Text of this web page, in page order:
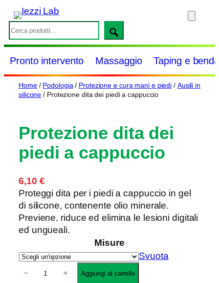
Vai
al
contenuto
S
e
r
c
Pronto intervento Massaggio Taping e
Home/ Podologia/ Protezione e cura mani e piedi / Ausili in
silicone / Protezione dita dei piedi a cappuccio
Protezione dita dei
piedi a cappuccio
6,10 €
Proteggi dita per i piedi a cappuccio in gel
di silicone, contenente olio minerale.
Previene, riduce ed elimina le lesioni digitali
ed ungueali.
Misure
Svuota
− + Aggiungi al carrello